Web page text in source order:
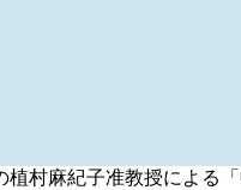
村麻紀子准教授による